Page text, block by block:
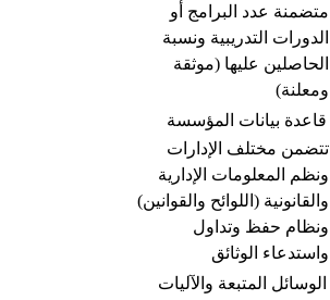
متضمنة عدد البرامج أو
الدورات التدريبية ونسبة
الحاصلين عليها (موثقة
ومعلنة)
قاعدة بيانات المؤسسة
تتضمن مختلف الإدارات
ونظم المعلومات الإدارية
والقانونية (اللوائح والقوانين)
ونظام حفظ وتداول
واستدعاء الوثائق
الوسائل المتبعة والآليات